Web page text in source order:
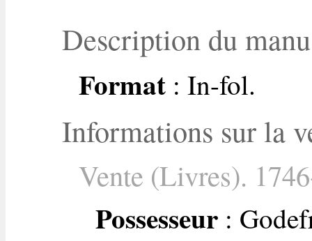
Description du
Format: In-fol.
Informations sur la
Vente (Livres).
Possesseur :